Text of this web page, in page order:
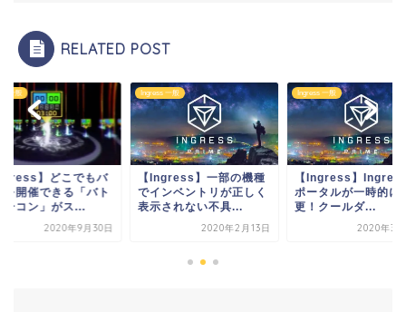
RELATED POST
一般
】一部の機種
ンベントリが正しく
されない不具...
2020年2月13日
Ingress 一般
【Ingress】Ingressの
ポータルが一時的に変
更！クールダ...
2020年3月20日
Ingress 一般
【Ingress】どこで
トルを開催できる「
ルビーコン」がス...
2020年9